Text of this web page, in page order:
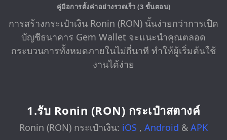
คู่มือการตั้งค่าอย่างรวดเร็ว (3 ขั้นตอน)
การสร้างกระเป๋าเงิน Ronin (RON) นั้นง่ายกว่าการเปิด
บัญชีธนาคาร Gem Wallet จะแนะนำคุณตลอด
กระบวนการทั้งหมดภายในไม่กี่นาที ทำให้ผู้เริ่มต้นใช้
งานได้ง่าย
1.รับ Ronin (RON) กระเป๋าสตางค์
Ronin (RON) กระเป๋าเงิน: iOS , Android & APK